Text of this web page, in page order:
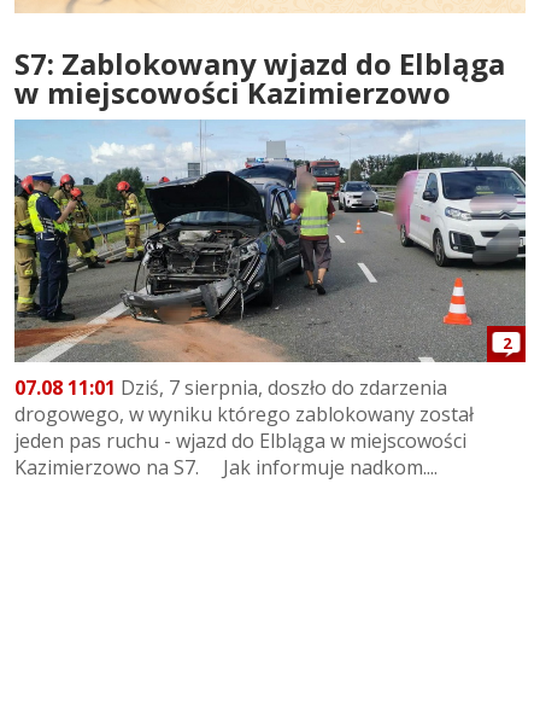
S7: Zablokowany wjazd do Elbląga
w miejscowości Kazimierzowo
2
07.08 11:01 Dziś, 7 sierpnia, doszło do zdarzenia
drogowego, w wyniku którego zablokowany został
jeden pas ruchu - wjazd do Elbląga w miejscowości
Kazimierzowo na S7. Jak informuje nadkom....